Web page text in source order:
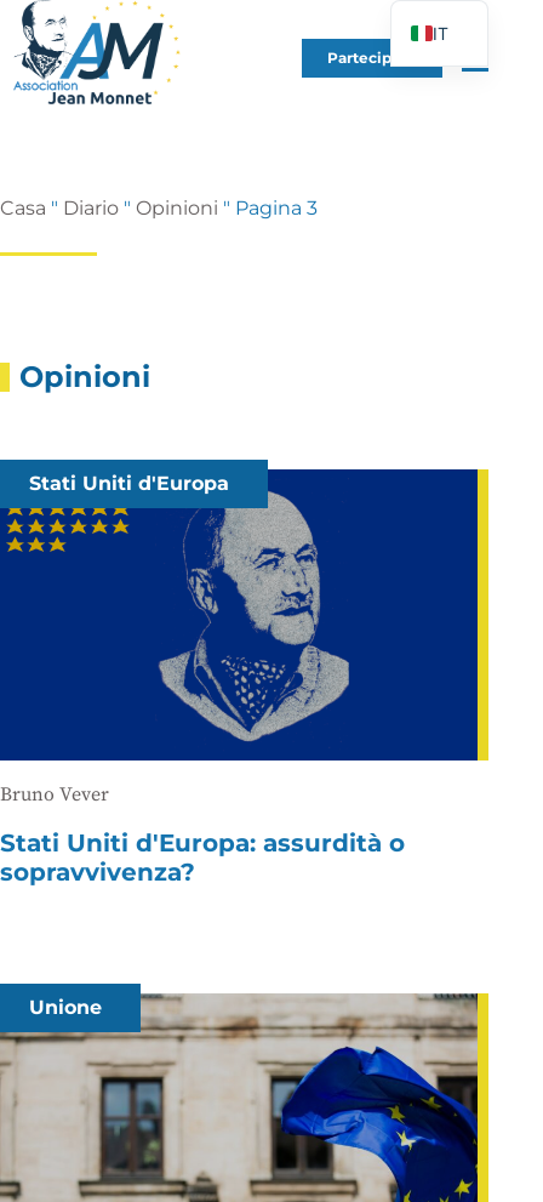
Partecipare
Casa " Diario " Opinioni " Pagina 3
Opinioni
Stati Uniti d'Europa
Bruno Vever
Stati Uniti d'Europa: assurdità o
sopravvivenza?
Unione
IT
FR